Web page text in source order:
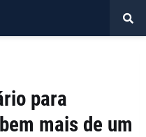
para
mais de um